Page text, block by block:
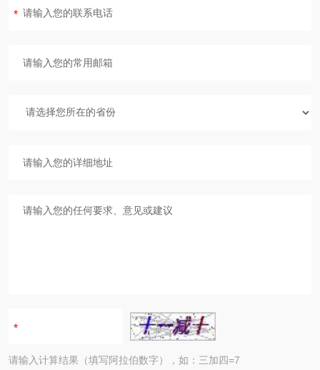
请输入计算结果（填写阿拉伯数字），如：三加四=7